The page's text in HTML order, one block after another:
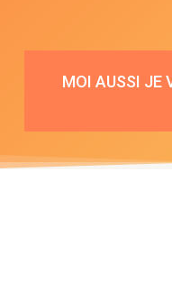
MOI AUSSI JE